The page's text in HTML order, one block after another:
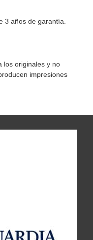
3 años de garantía.
los originales y no
impresiones